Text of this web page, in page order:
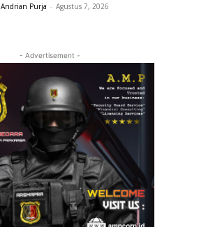
Andrian Purja - Agustus 7, 2026
- Advertisement -